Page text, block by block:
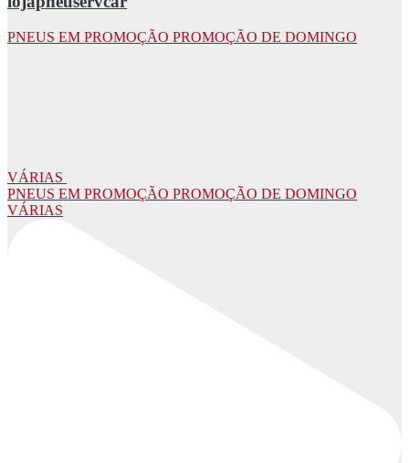
PNEUS EM PROMOÇÃO PROMOÇÃO DE DOMINGO
VÁRIAS
PNEUS EM PROMOÇÃO PROMOÇÃO DE DOMINGO
VÁRIAS